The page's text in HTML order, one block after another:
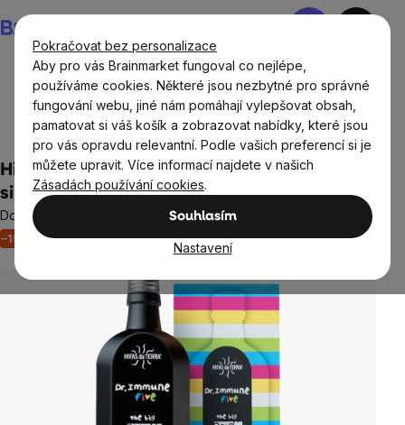
Pokračovat bez personalizace
Aby pro vás Brainmarket fungoval co nejlépe,
používáme cookies. Některé jsou nezbytné pro správné
fungování webu, jiné nám pomáhají vylepšovat obsah,
pamatovat si váš košík a zobrazovat nabídky, které jsou
pro vás opravdu relevantní. Podle vašich preferencí si je
můžete upravit. Více informací najdete v našich
Zásadách používání cookies.
Souhlasím
Nastavení
na
obsah
Nákupní
Doplňky stravy a výživa
Doplňky stravy pro děti
Vitamíny na imunitu pro děti
Hifas da Terra Dr. Immune Five for Children,
sirup z tradičních hub, 250 ml
Doplněk stravy
–15 % AkceVýprodejImunita
Průměrné
produktu
je
0,0
z
5
hvězdiček.
Neohodnoceno